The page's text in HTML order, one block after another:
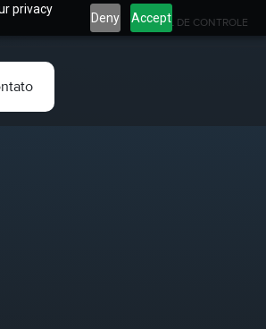
privacy
Deny Accept
PAINEL DE CONTROLE